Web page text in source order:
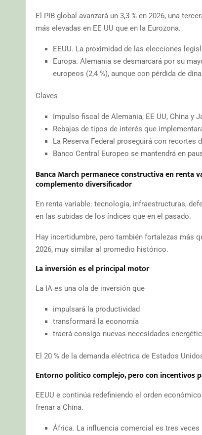
El PIB global avanzará un 3,3 % en 2026, una
más elevadas en EE UU que en la Eurozona.
EEUU. La proximidad de las elecciones
Europa. Alemania se desmarcará por su
europeos (2,4 %), aunque con pérdida de
Claves
Impulso fiscal de Alemania, EE UU, China y
Rebajas de tipos de interés que
La Reserva Federal proseguirá con recortes
Banco Central Europeo se mantendrá en
Banca March permanece constructiva en renta
complemento diversificador
En renta variable: tecnología, infraestructuras,
en las subidas de los índices que en el pasado.
Hay incertidumbre, pero también fortalezas más
2026, muy similar al promedio histórico.
La inversión es el principal motor
La IA es una ola de inversión que
impulsará la productividad
transformará la economía
traerá consigo nuevas necesidades
El 20 % de la demanda eléctrica de Estados
Entorno político complejo, pero con incentivos
EEUU e continúa redefiniendo el orden
frenar a China.
África. La influencia comercial es tres veces